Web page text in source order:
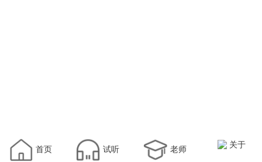
首页 试听 老师 关于